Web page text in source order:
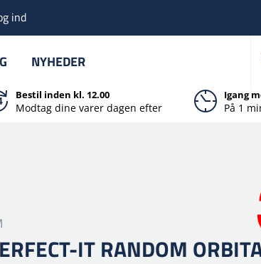
ind
NYHEDER
Bestil inden kl. 12.00
Modtag dine varer dagen efter
Igang
På 1
IT RANDOM